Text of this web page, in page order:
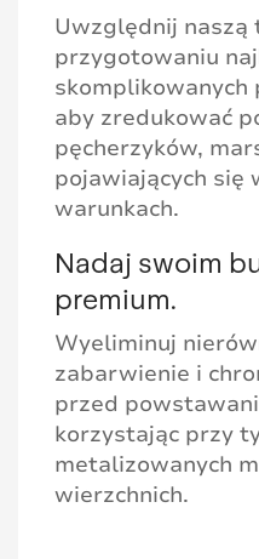
Uwzględnij naszą
przygotowaniu
aby zredukować
pęcherzyków,
pojawiających się
warunkach.
Nadaj swoim
premium.
Wyeliminuj
zabarwienie i
przed
korzystając przy
metalizowanych
wierzchnich.